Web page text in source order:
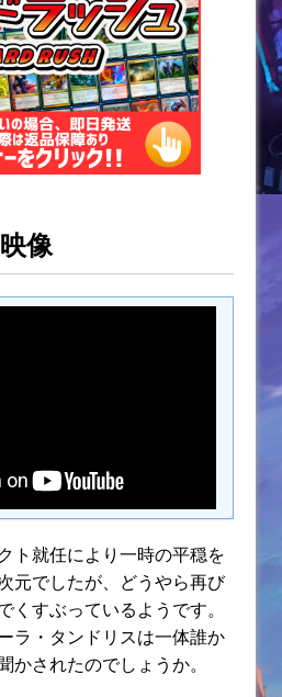
像
ト就任により一時の平穏を
元でしたが、どうやら再び
くすぶっているようです。
ラ・タンドリスは一体誰か
かされたのでしょうか。